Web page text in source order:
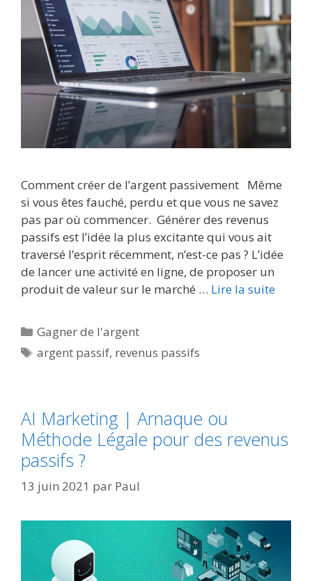
Comment créer de l’argent passivement Même
si vous êtes fauché, perdu et que vous ne savez
pas par où commencer. Générer des revenus
passifs est l’idée la plus excitante qui vous ait
traversé l’esprit récemment, n’est-ce pas ? L’idée
de lancer une activité en ligne, de proposer un
produit de valeur sur le marché … Lire la suite
Catégories
Gagner de l'argent
Étiquettes
argent passif, revenus passifs
AI Marketing | Arnaque ou
Méthode Légale pour des revenus
passifs ?
13 juin 2021 par Paul